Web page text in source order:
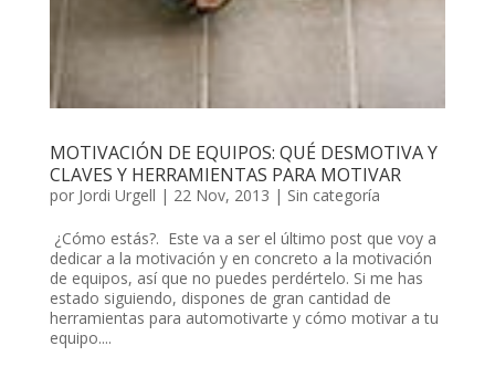
MOTIVACIÓN DE EQUIPOS: QUÉ DESMOTIVA Y
CLAVES Y HERRAMIENTAS PARA MOTIVAR
por Jordi Urgell | 22 Nov, 2013 | Sin categoría
¿Cómo estás?. Este va a ser el último post que voy a
dedicar a la motivación y en concreto a la motivación
de equipos, así que no puedes perdértelo. Si me has
estado siguiendo, dispones de gran cantidad de
herramientas para automotivarte y cómo motivar a tu
equipo....